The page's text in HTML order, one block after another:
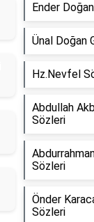
Ender
Ünal Doğan
Hz.Nevfel
Abdullah
Sözleri
Sözleri
Önder
Sözleri